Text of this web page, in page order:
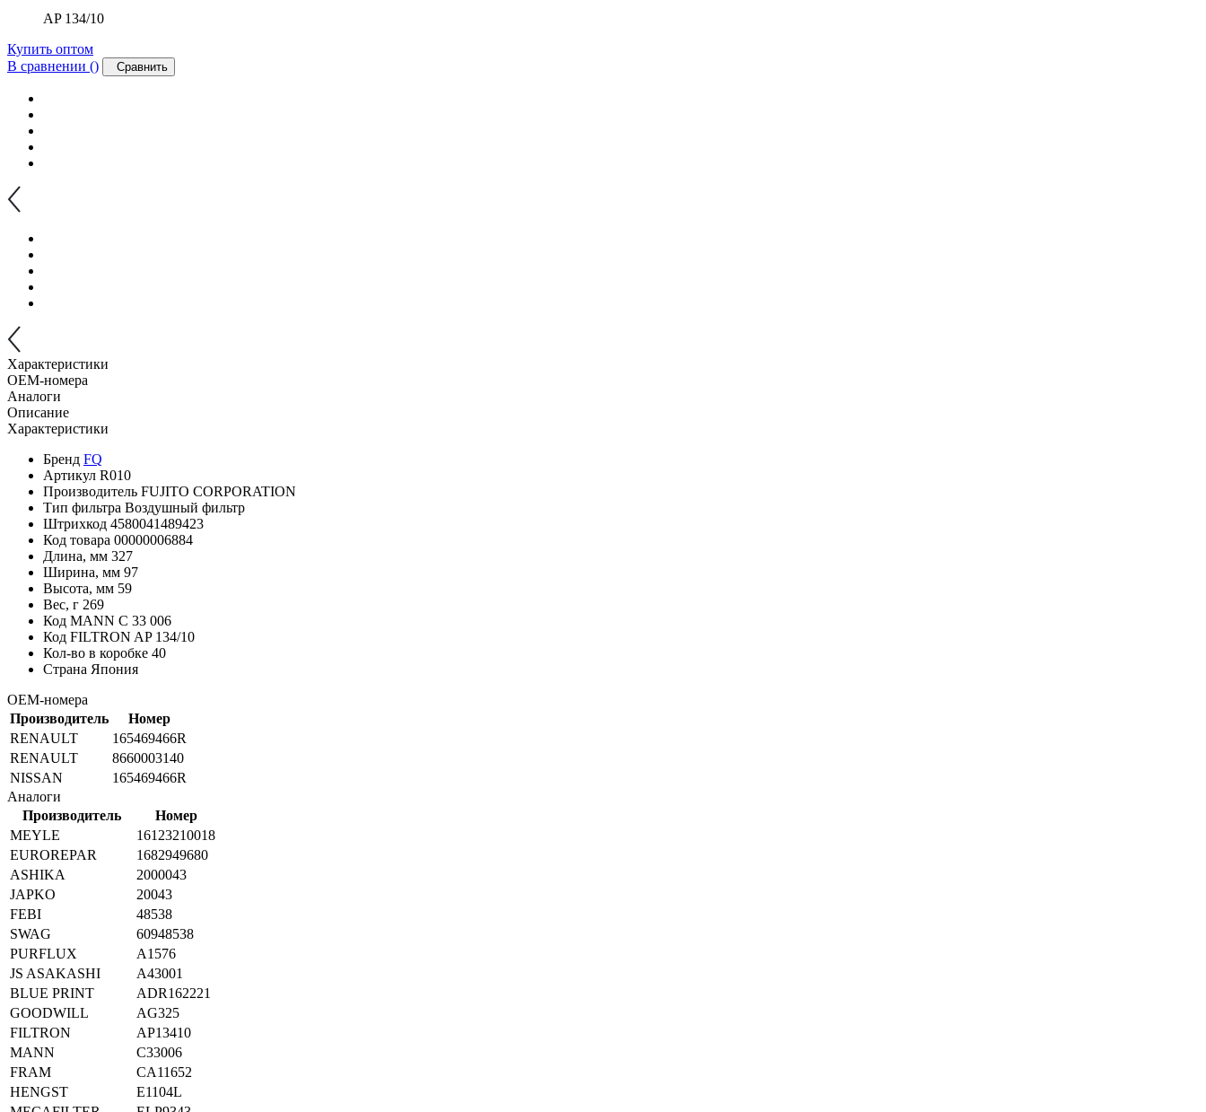
AP 134/10
Купить оптом
В сравнении () Сравнить
Характеристики
OEM-номера
Аналоги
Описание
Характеристики
Бренд FQ
Артикул R010
Производитель FUJITO CORPORATION
Тип фильтра Воздушный фильтр
Штрихкод 4580041489423
Код товара 00000006884
Длина, мм 327
Ширина, мм 97
Высота, мм 59
Вес, г 269
Код MANN C 33 006
Код FILTRON AP 134/10
Кол-во в коробке 40
Страна Япония
OEM-номера
Производитель
Номер
RENAULT
165469466R
RENAULT
8660003140
NISSAN
165469466R
Аналоги
Производитель
Номер
MEYLE
16123210018
EUROREPAR
1682949680
ASHIKA
2000043
JAPKO
20043
FEBI
48538
SWAG
60948538
PURFLUX
A1576
JS ASAKASHI
A43001
BLUE PRINT
ADR162221
GOODWILL
AG325
FILTRON
AP13410
MANN
C33006
FRAM
CA11652
HENGST
E1104L